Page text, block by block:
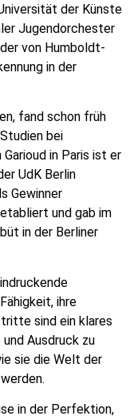
der Künste
Jugendorchester
von Humboldt-
in der
fand schon früh
bei
in Paris ist er
UdK Berlin
Gewinner
und gab im
in der Berliner
ihre
sind ein klares
Ausdruck zu
sie die Welt der
in der Perfektion,